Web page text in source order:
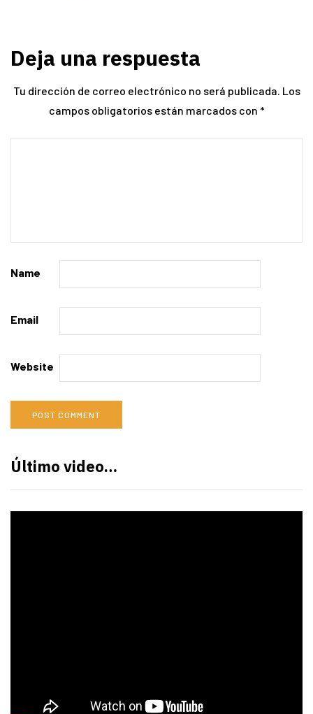
Deja una respuesta
Tu dirección de correo electrónico no será publicada. Los
campos obligatorios están marcados con *
Name
Email
Website
Último video…